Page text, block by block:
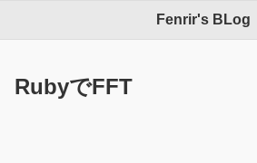
Fenrir's BLog
RubyでFFT